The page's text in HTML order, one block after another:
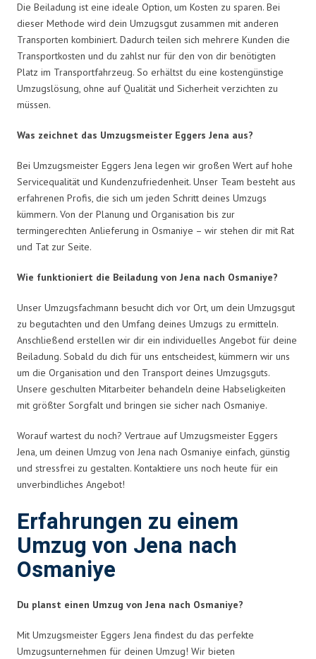
Die Beiladung ist eine ideale Option, um Kosten zu sparen. Bei
dieser Methode wird dein Umzugsgut zusammen mit anderen
Transporten kombiniert. Dadurch teilen sich mehrere Kunden die
Transportkosten und du zahlst nur für den von dir benötigten
Platz im Transportfahrzeug. So erhältst du eine kostengünstige
Umzugslösung, ohne auf Qualität und Sicherheit verzichten zu
müssen.
Was zeichnet das Umzugsmeister Eggers Jena aus?
Bei Umzugsmeister Eggers Jena legen wir großen Wert auf hohe
Servicequalität und Kundenzufriedenheit. Unser Team besteht aus
erfahrenen Profis, die sich um jeden Schritt deines Umzugs
kümmern. Von der Planung und Organisation bis zur
termingerechten Anlieferung in Osmaniye – wir stehen dir mit Rat
und Tat zur Seite.
Wie funktioniert die Beiladung von Jena nach Osmaniye?
Unser Umzugsfachmann besucht dich vor Ort, um dein Umzugsgut
zu begutachten und den Umfang deines Umzugs zu ermitteln.
Anschließend erstellen wir dir ein individuelles Angebot für deine
Beiladung. Sobald du dich für uns entscheidest, kümmern wir uns
um die Organisation und den Transport deines Umzugsguts.
Unsere geschulten Mitarbeiter behandeln deine Habseligkeiten
mit größter Sorgfalt und bringen sie sicher nach Osmaniye.
Worauf wartest du noch? Vertraue auf Umzugsmeister Eggers
Jena, um deinen Umzug von Jena nach Osmaniye einfach, günstig
und stressfrei zu gestalten. Kontaktiere uns noch heute für ein
unverbindliches Angebot!
Erfahrungen zu einem
Umzug von Jena nach
Osmaniye
Du planst einen Umzug von Jena nach Osmaniye?
Mit Umzugsmeister Eggers Jena findest du das perfekte
Umzugsunternehmen für deinen Umzug! Wir bieten